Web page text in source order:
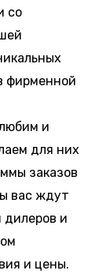
со
фирменной
и
для них
заказов
вас ждут
дилеров и
и цены.